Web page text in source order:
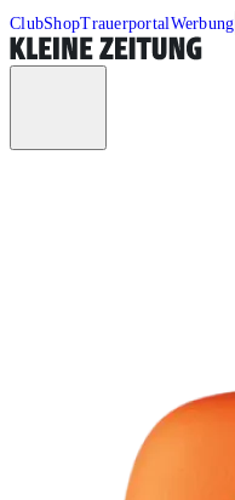
ClubShopTrauerportalWerbung